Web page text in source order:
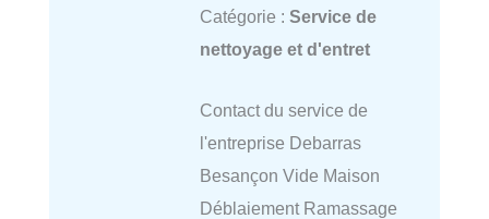
Catégorie : Service de
nettoyage et d'entret
Contact du service de
l'entreprise Debarras
Besançon Vide Maison
Déblaiement Ramassage